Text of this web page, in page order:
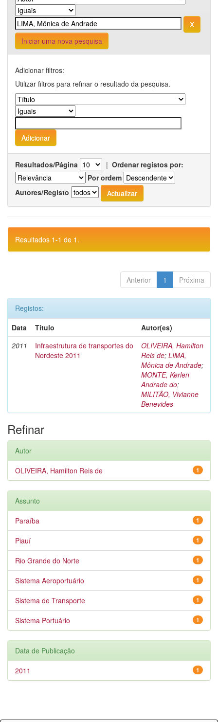
Iniciar uma nova pesquisa
Adicionar filtros:
Utilizar filtros para refinar o resultado da pesquisa.
Resultados/Página | Ordenar registos por:
Por ordem
Autores/Registo
Resultados 1-1 de 1.
Anterior 1 Próxima
Registos:
Data
Título
Autor(es)
2011
Infraestrutura de transportes do
Nordeste 2011
OLIVEIRA, Hamilton
Reis de; LIMA,
Mônica de Andrade;
MONTE, Kerlen
Andrade do;
MILITÃO, Vivianne
Benevides
Refinar
Autor
1
OLIVEIRA, Hamilton Reis de
Assunto
1
Paraíba
1
Piauí
1
Rio Grande do Norte
1
Sistema Aeroportuário
1
Sistema de Transporte
1
Sistema Portuário
Data de Publicação
1
2011